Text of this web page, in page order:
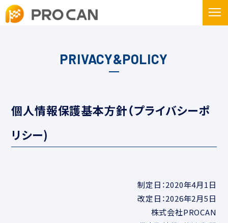
PRIVACY&POLICY
個人情報保護基本方針（プライバシーポ
リシー)
制定日：2020年4月1日
改定日：2026年2月5日
株式会社PROCAN